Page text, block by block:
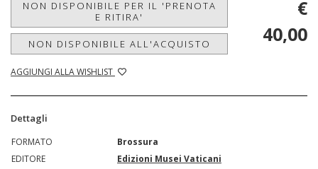
NON DISPONIBILE PER IL 'PRENOTA
E RITIRA'
NON DISPONIBILE ALL'ACQUISTO
AGGIUNGI ALLA WISHLIST
€
40,00
Dettagli
FORMATO
Brossura
EDITORE
Edizioni Musei Vaticani